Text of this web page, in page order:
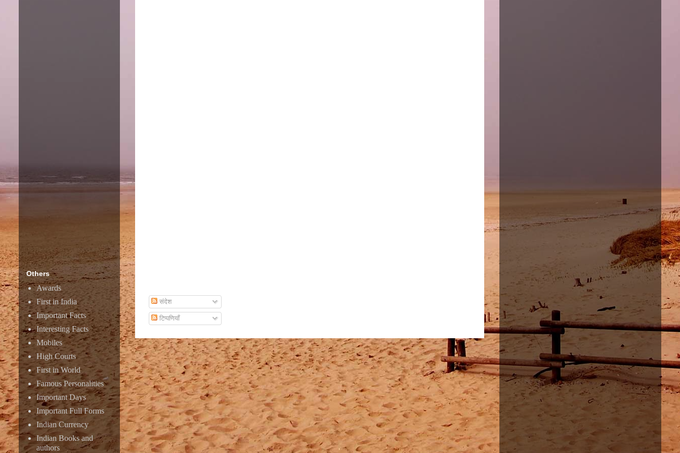
संदेश
टिप्पणियाँ
Others
Awards
First in India
Important Facts
Interesting Facts
Mobiles
High Courts
First in World
Famous Personalities
Important Days
Important Full Forms
Indian Currency
Indian Books and
authors